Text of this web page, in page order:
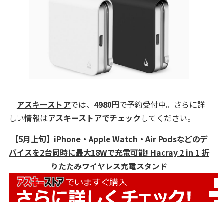
アスキーストアでは、 4980円で予約受付中。さらに詳
しい情報はアスキーストアでチェックしてください。
【5月上旬】iPhone・Apple Watch・Air Podsなどのデ
バイスを2台同時に最大18Wで充電可能! Hacray 2 in 1 折
りたたみワイヤレス充電スタンド